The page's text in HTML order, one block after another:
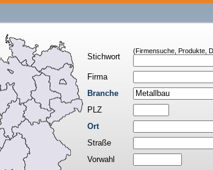
Stichwort
(Firmensuche, Produkte,
Firma
Branche
PLZ
Ort
Straße
Vorwahl